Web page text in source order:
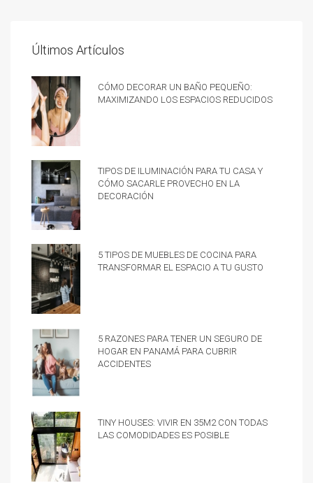
Últimos Artículos
Cómo decorar un baño pequeño:
Maximizando los espacios reducidos
Tipos de iluminación para tu casa y
cómo sacarle provecho en la
decoración
5 tipos de muebles de cocina para
transformar el espacio a tu gusto
5 razones para tener un Seguro de
hogar en Panamá para cubrir
accidentes
Tiny Houses: vivir en 35m2 con todas
las comodidades es posible